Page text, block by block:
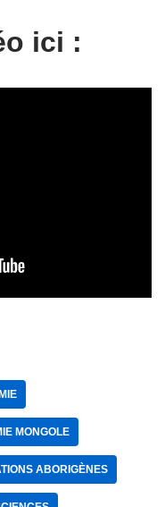
ici :
MONGOLE
ABORIGÈNES